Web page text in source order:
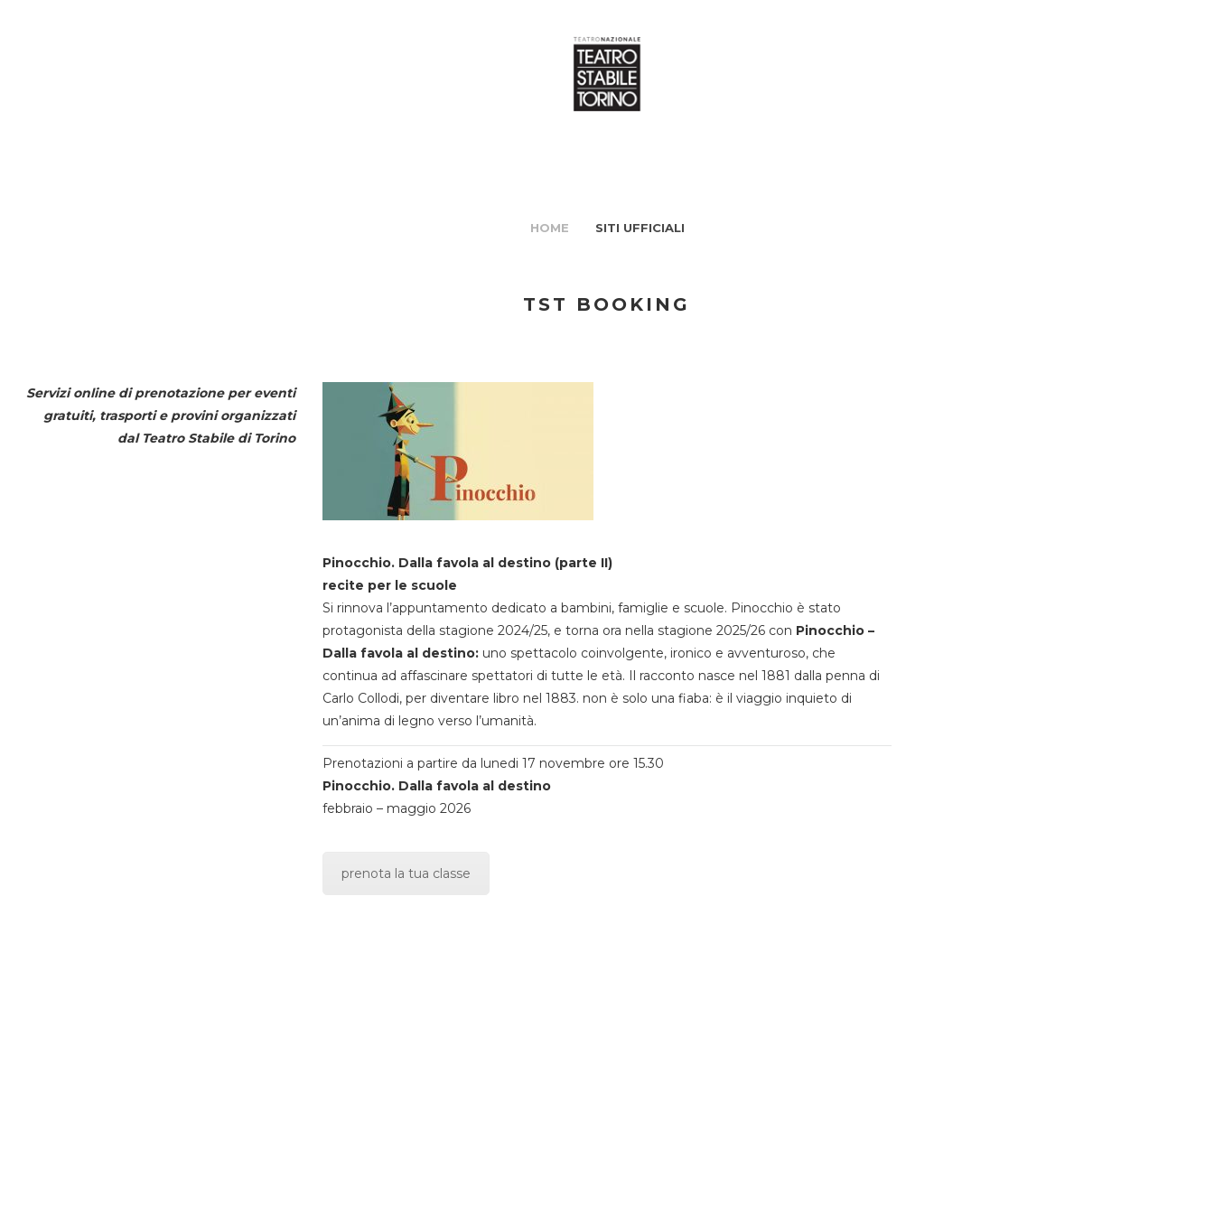
HOME SITI UFFICIALI
TST BOOKING
Servizi online di prenotazione per eventi
gratuiti, trasporti e provini organizzati
dal Teatro Stabile di Torino
Pinocchio. Dalla favola al destino (parte II)
recite per le scuole
Si rinnova l’appuntamento dedicato a bambini, famiglie e scuole. Pinocchio è stato
protagonista della stagione 2024/25, e torna ora nella stagione 2025/26 con Pinocchio –
Dalla favola al destino:uno spettacolo coinvolgente, ironico e avventuroso, che
continua ad affascinare spettatori di tutte le età. Il racconto nasce nel 1881 dalla penna di
Carlo Collodi, per diventare libro nel 1883. non è solo una fiaba: è il viaggio inquieto di
un’anima di legno verso l’umanità.
Prenotazioni a partire da lunedi 17 novembre ore 15.30
Pinocchio. Dalla favola al destino
febbraio – maggio 2026
prenota la tua classe